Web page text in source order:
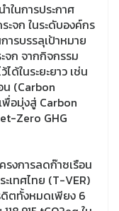
ในการประกาศ
จก ในระดับองค์กร
ารบรรลุเป้าหมาย
จก จากกิจกรรม
ด้ในระยะยาว เช่น
(Carbon
พื่อมุ่งสู่ Carbon
Zero GHG
งการลดก๊าซเรือน
เทศไทย (T-VER)
ดิตทั้งหมดเพียง 6